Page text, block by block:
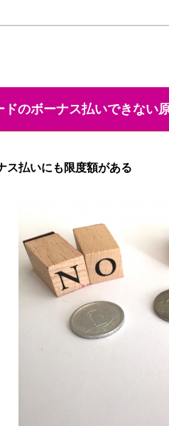
ドのボーナス払いできない
ス払いにも限度額がある